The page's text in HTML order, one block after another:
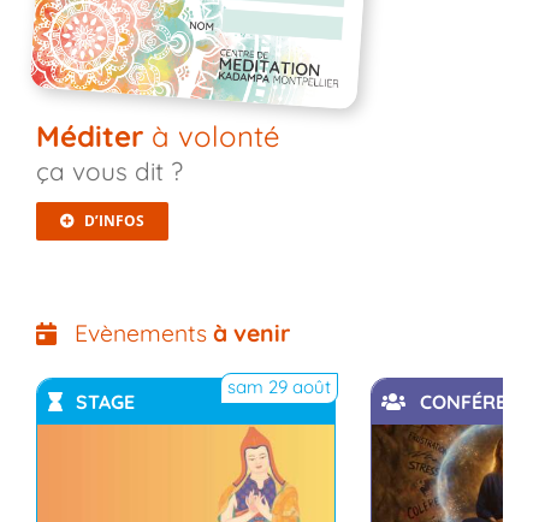
Méditerà volonté
ça vous dit ?
D’INFOS
Evènements à venir
STAGE
sam 29 août